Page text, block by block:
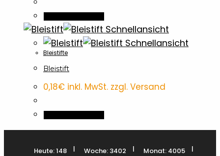
Schnellansicht
Schnellansicht
Bleistifte
Bleistift
0,18€ inkl. MwSt. zzgl. Versand
Heute: 148 | Woche: 3402 | Monat: 4005
|